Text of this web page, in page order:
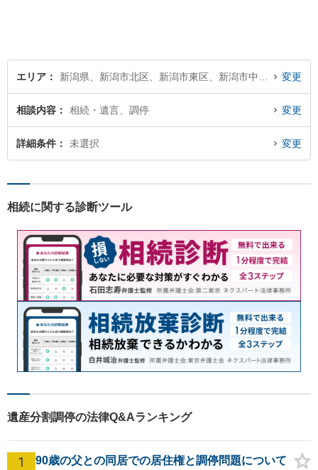
エリア 変更
相談内容 相続・遺言、調停 変更
詳細条件 未選択 変更
相続に関する診断ツール
遺産分割調停の法律Q&Aランキング
1 90歳の父との同居での居住権と調停問題について